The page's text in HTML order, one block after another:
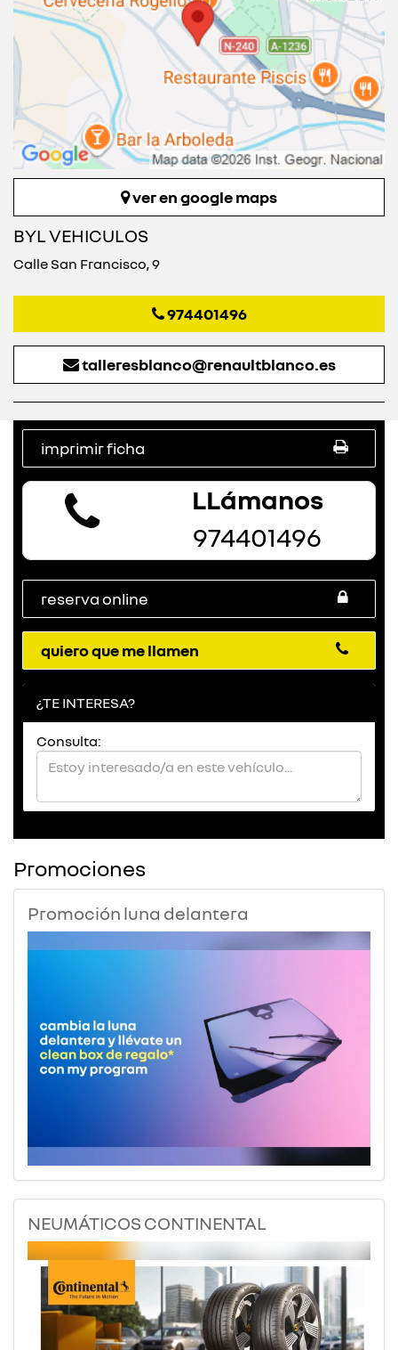
ver en google maps
BYL VEHICULOS
Calle San Francisco, 9
974401496
talleresblanco@renaultblanco.es
imprimir ficha
LLámanos
974401496
reserva online
quiero que me llamen
¿TE INTERESA?
Consulta:
Promociones
Promoción luna delantera
NEUMÁTICOS CONTINENTAL